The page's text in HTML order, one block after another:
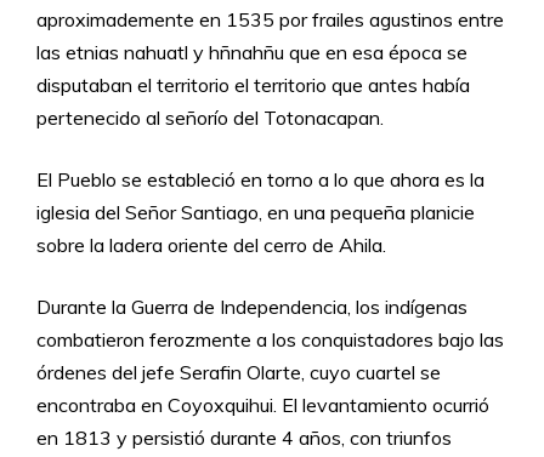
aproximademente en 1535 por frailes agustinos entre
las etnias nahuatl y hñnahñu que en esa época se
disputaban el territorio el territorio que antes había
pertenecido al señorío del Totonacapan.
El Pueblo se estableció en torno a lo que ahora es la
iglesia del Señor Santiago, en una pequeña planicie
sobre la ladera oriente del cerro de Ahila.
Durante la Guerra de Independencia, los indígenas
combatieron ferozmente a los conquistadores bajo las
órdenes del jefe Serafin Olarte, cuyo cuartel se
encontraba en Coyoxquihui. El levantamiento ocurrió
en 1813 y persistió durante 4 años, con triunfos